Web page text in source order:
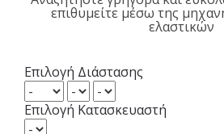
επιθυμείτε μέσω της
ελαστικών
Επιλογή Διάστασης
Επιλογή Κατασκευαστή